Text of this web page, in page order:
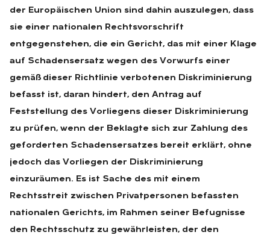
der Europäischen Union sind dahin auszulegen, dass
sie einer nationalen Rechtsvorschrift
entgegenstehen, die ein Gericht, das mit einer Klage
auf Schadensersatz wegen des Vorwurfs einer
gemäß dieser Richtlinie verbotenen Diskriminierung
befasst ist, daran hindert, den Antrag auf
Feststellung des Vorliegens dieser Diskriminierung
zu prüfen, wenn der Beklagte sich zur Zahlung des
geforderten Schadensersatzes bereit erklärt, ohne
jedoch das Vorliegen der Diskriminierung
einzuräumen. Es ist Sache des mit einem
Rechtsstreit zwischen Privatpersonen befassten
nationalen Gerichts, im Rahmen seiner Befugnisse
den Rechtsschutz zu gewährleisten, der den